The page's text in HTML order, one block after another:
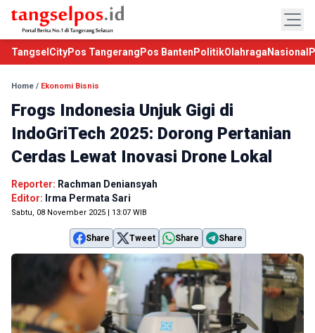
TangselCityPos Tangerang Pos Banten PolitikOlahraga Nasional
Home / Ekonomi Bisnis
Frogs Indonesia Unjuk Gigi di
IndoGriTech 2025: Dorong Pertanian
Cerdas Lewat Inovasi Drone Lokal
Reporter: Rachman Deniansyah
Editor: Irma Permata Sari
Sabtu, 08 November 2025 | 13:07 WIB
Share Tweet Share Share